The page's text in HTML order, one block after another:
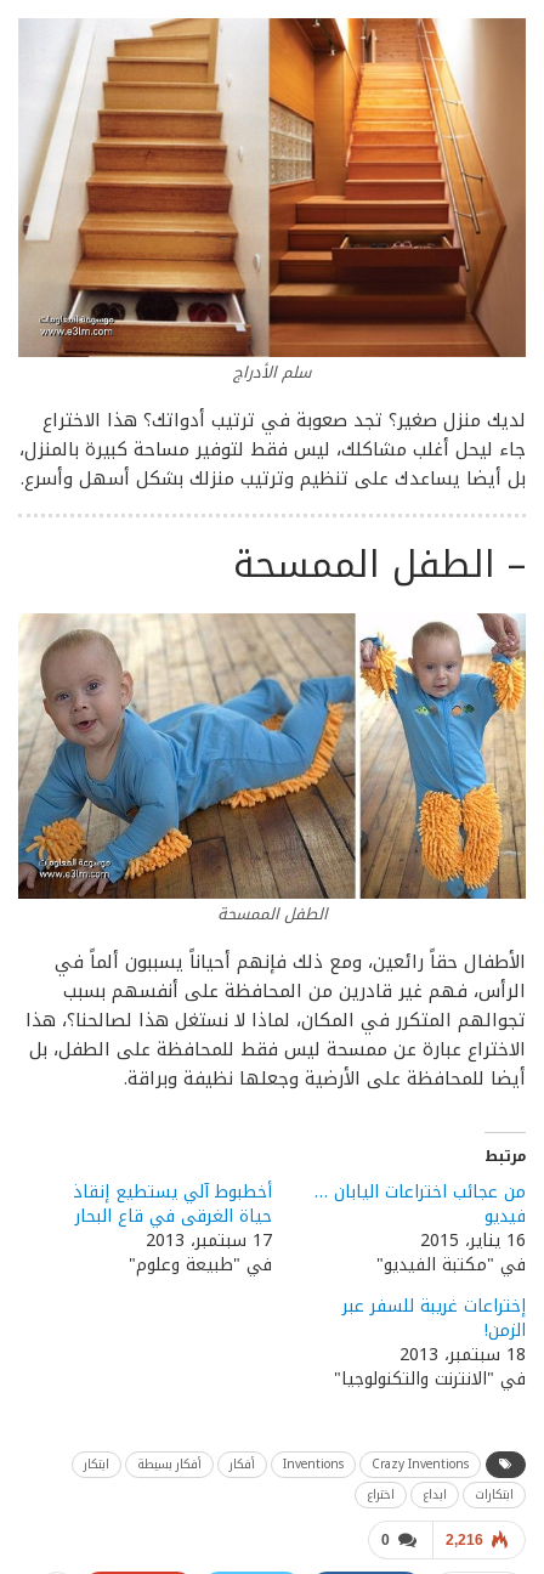
سلم الأدراج
لديك منزل صغير؟ تجد صعوبة في ترتيب أدواتك؟ هذا الاختراع
جاء ليحل أغلب مشاكلك، ليس فقط لتوفير مساحة كبيرة بالمنزل،
بل أيضا يساعدك على تنظيم وترتيب منزلك بشكل أسهل وأسرع.
– الطفل الممسحة
الطفل الممسحة
الأطفال حقاً رائعين، ومع ذلك فإنهم أحياناً يسببون ألماً في
الرأس، فهم غير قادرين من المحافظة على أنفسهم بسبب
تجوالهم المتكرر في المكان، لماذا لا نستغل هذا لصالحنا؟، هذا
الاختراع عبارة عن ممسحة ليس فقط للمحافظة على الطفل، بل
أيضا للمحافظة على الأرضية وجعلها نظيفة وبراقة.
مرتبط
من عجائب اختراعات اليابان …
فيديو
16 يناير، 2015
في "مكتبة الفيديو"
أخطبوط آلي يستطيع إنقاذ
حياة الغرقى في قاع البحار
17 سبتمبر، 2013
في "طبيعة وعلوم"
إختراعات غريبة للسفر عبر
الزمن!
18 سبتمبر، 2013
في "الانترنت والتكنولوجيا"
Crazy Inventions
Inventions أفكار أفكار بسيطة
ابتكار
ابتكارات
ابداع اختراع
0 2,216